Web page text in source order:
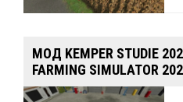
МОД KEMPER STUDIE
FARMING SIMULATOR